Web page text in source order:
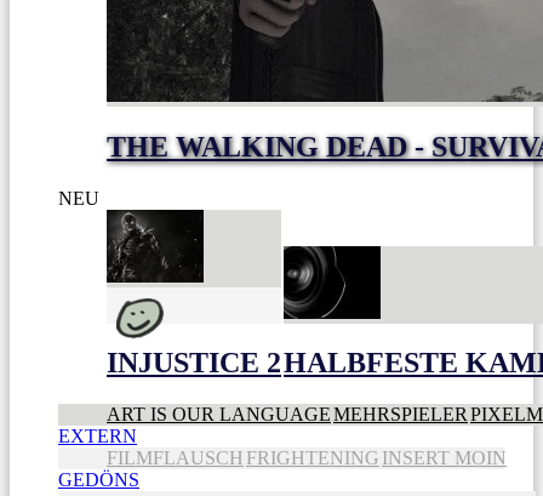
THE WALKING DEAD -
NEU
INJUSTICE 2HALBFESTE
ART IS OUR LANGUAGEMEHRSPIELER
EXTERN
FILMFLAUSCH FRIGHTENING INSERT MOIN
GEDÖNS